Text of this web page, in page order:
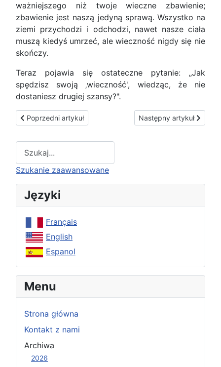
ważniejszego niż twoje wieczne zbawienie;
zbawienie jest naszą jedyną sprawą. Wszystko na
ziemi przychodzi i odchodzi, nawet nasze ciała
muszą kiedyś umrzeć, ale wieczność nigdy się nie
skończy.
Teraz pojawia się ostateczne pytanie: „Jak
spędzisz swoją ‚wieczność', wiedząc, że nie
dostaniesz drugiej szansy?".
Poprzedni artykuł: Kampania MICHAELA na rzecz dochodu
Poprzedni artykuł Następny artykuł:
Następny artykuł
Type 2 or more characters for results.
Szukanie zaawansowane
Języki
Français
English
Espanol
Menu
Strona główna
Kontakt z nami
Archiwa
2026